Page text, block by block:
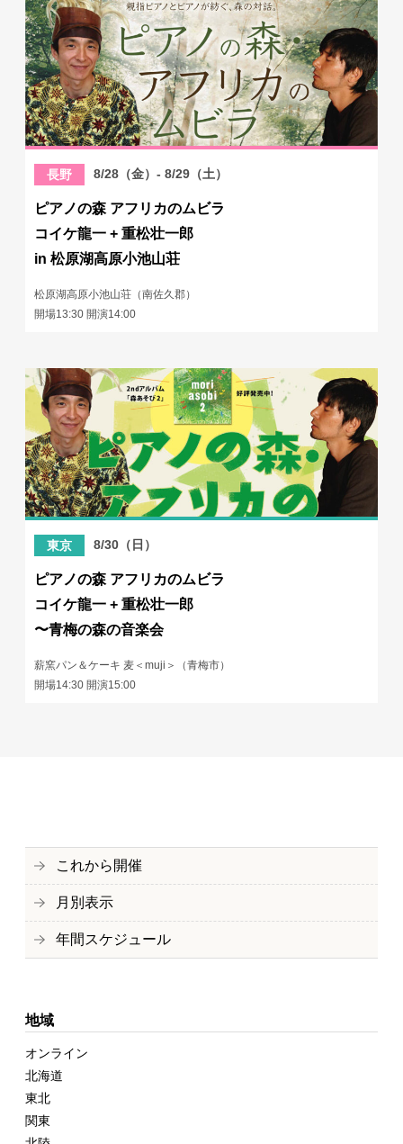
長野 8/28（金）- 8/29（土）
ピアノの森 アフリカのムビラ
コイケ龍一 + 重松壮一郎
in 松原湖高原小池山荘
松原湖高原小池山荘（南佐久郡）
開場13:30 開演14:00
東京 8/30（日）
ピアノの森 アフリカのムビラ
コイケ龍一 + 重松壮一郎
〜青梅の森の音楽会
薪窯パン＆ケーキ 麦＜muji＞（青梅市）
開場14:30 開演15:00
これから開催
月別表示
年間スケジュール
地域
オンライン
北海道
東北
関東